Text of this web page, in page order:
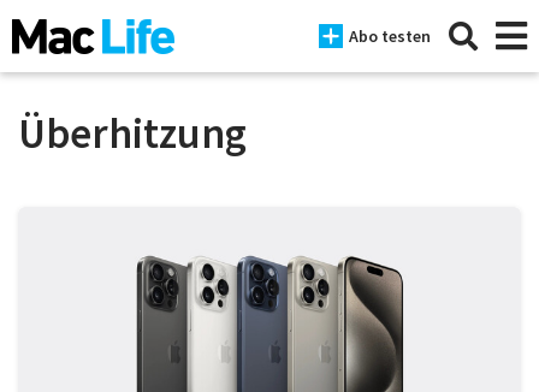
Abo testen
Überhitzung